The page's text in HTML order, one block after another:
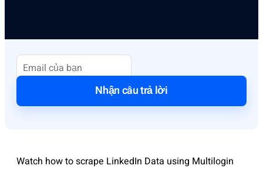
Nhận câu trả lời
Watch how to scrape LinkedIn Data using Multilogin